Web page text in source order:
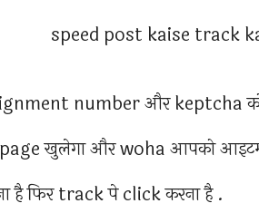
number और keptcha
खुलेगा और woha आपको
है फिर track पे click करना है .